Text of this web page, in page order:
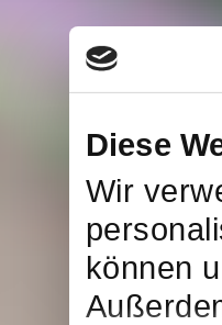
Diese
Wir
können